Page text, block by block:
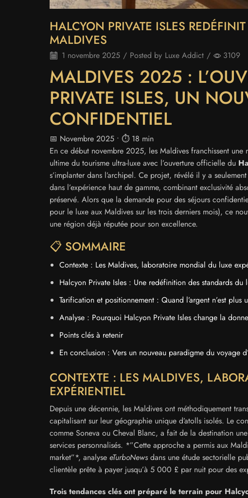
HALCYON PRIVATE ISLES
MALDIVES
1 novembre 2025 / Posted by Luxe Addict / 3109
MALDIVES 2025 :
PRIVATE ISLES, UN
CONFIDENTIEL
📅 Novembre 2025 • ⏱️ 18 min
En ce début novembre 2025, les Maldives franchissent
ultime du tourisme ultra-luxe avec l’ouverture officielle du
s’implanter dans l’archipel. Ce projet, révélé il y a
dans l’expérience haut de gamme, combinant exclusivité
préservé. Alors que la demande pour des séjours
pour le luxe aux Maldives sur les trois derniers mois), ce
une région déjà réputée pour son excellence.
📋 SOMMAIRE
Contexte : Les Maldives, laboratoire mondial du luxe
Halcyon Private Isles : Une redéfinition des standards du
Tarification et positionnement : Quand l’argent n’est plus
Analyse : Pourquoi Halcyon Private Isles change la donne
Points clés à retenir
En conclusion : Vers un nouveau paradigme du voyage
CONTEXTE : LES MALDIVES,
EXPÉRIENTIEL
Depuis une décennie, les Maldives ont méthodiquement
capitalisant sur leur géographie unique d’atolls isolés. Le
comme Soneva ou Cheval Blanc, a fait de la destination
services personnalisés. *”Cette approche a permis aux
market”*, analyse eTurboNews dans une étude sectorielle
clientèle prête à payer jusqu’à 5 000 £ par nuit pour des
Trois tendances clés ont préparé le terrain pour